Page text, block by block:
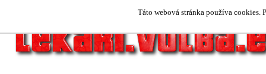
Táto webová stránka používa cookies.